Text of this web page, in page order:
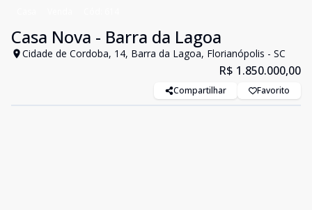
Casa Nova - Barra da Lagoa
Cidade de Cordoba, 14, Barra da Lagoa, Florianópolis - SC
R$ 1.850.000,00
Compartilhar Favorito